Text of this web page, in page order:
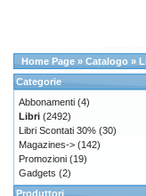
Home Page » Catalogo »
Categorie
Abbonamenti (4)
Libri (2492)
Libri Scontati 30% (30)
Magazines-> (142)
Promozioni (19)
Gadgets (2)
Produttori